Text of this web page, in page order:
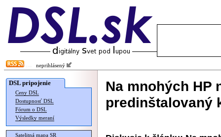
neprihlásený
DSL pripojenie
Ceny DSL
Dostupnosť DSL
Fórum o DSL
Výsledky meraní
Satelitná mapa SR
Na mnohých HP
predinštalovaný